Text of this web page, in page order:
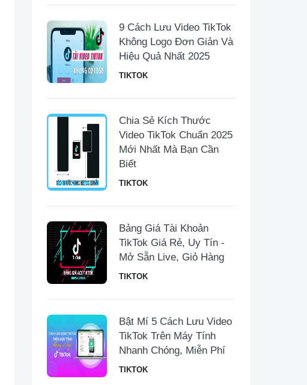
9 Cách Lưu Video TikTok
Không Logo Đơn Giản Và
Hiệu Quả Nhất 2025
TIKTOK
Chia Sẻ Kích Thước
Video TikTok Chuẩn 2025
Mới Nhất Mà Bạn Cần
Biết
TIKTOK
Bảng Giá Tài Khoản
TikTok Giá Rẻ, Uy Tín -
Mở Sẵn Live, Giỏ Hàng
TIKTOK
Bật Mí 5 Cách Lưu Video
TikTok Trên Máy Tính
Nhanh Chóng, Miễn Phí
TIKTOK